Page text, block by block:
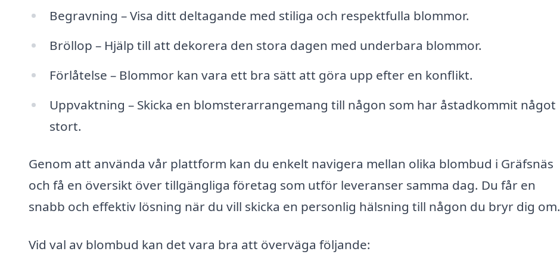
Begravning – Visa ditt deltagande med stiliga och respektfulla blommor.
Bröllop – Hjälp till att dekorera den stora dagen med underbara blommor.
Förlåtelse – Blommor kan vara ett bra sätt att göra upp efter en konflikt.
Uppvaktning – Skicka en blomsterarrangemang till någon som har åstadkommit något
stort.
Genom att använda vår plattform kan du enkelt navigera mellan olika blombud i Gräfsnäs
och få en översikt över tillgängliga företag som utför leveranser samma dag. Du får en
snabb och effektiv lösning när du vill skicka en personlig hälsning till någon du bryr dig om.
Vid val av blombud kan det vara bra att överväga följande: